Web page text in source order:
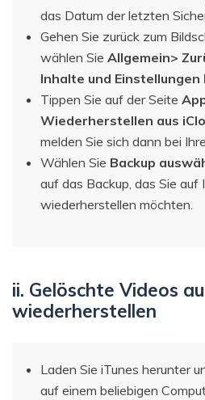
das Datum der letzten
Gehen Sie zurück zum
wählen Sie Allgemein>
Inhalte und Einstellungen
Tippen Sie auf der Seite
Wiederherstellen aus
melden Sie sich dann bei
Wählen Sie Backup
auf das Backup, das Sie auf
wiederherstellen möchten.
ii. Gelöschte Videos
wiederherstellen
Laden Sie iTunes herunter
auf einem beliebigen